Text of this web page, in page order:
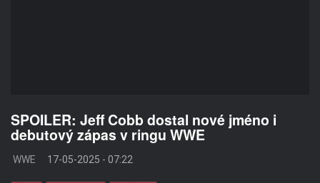
SPOILER: Jeff Cobb dostal nové jméno i
debutový zápas v ringu WWE
WWE 17-05-2025 - 07:22